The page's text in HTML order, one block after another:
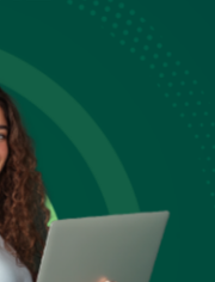
צומת הפרדוקסים:שירת